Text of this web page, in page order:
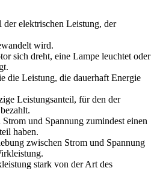
elektrischen Leistung, der
wird.
sich dreht, eine Lampe leuchtet oder
die Leistung, die dauerhaft Energie
Leistungsanteil, für den der
und Spannung zumindest einen
haben.
zwischen Strom und Spannung
stark von der Art des